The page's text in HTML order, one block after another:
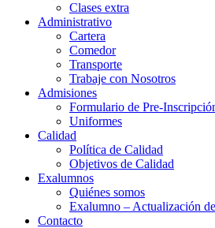
Clases extra
Administrativo
Cartera
Comedor
Transporte
Trabaje con Nosotros
Admisiones
Formulario de Pre-
Uniformes
Calidad
Política de Calidad
Objetivos de Calidad
Exalumnos
Quiénes somos
Exalumno – Actualización
Contacto